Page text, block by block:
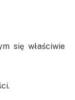
się właściwie